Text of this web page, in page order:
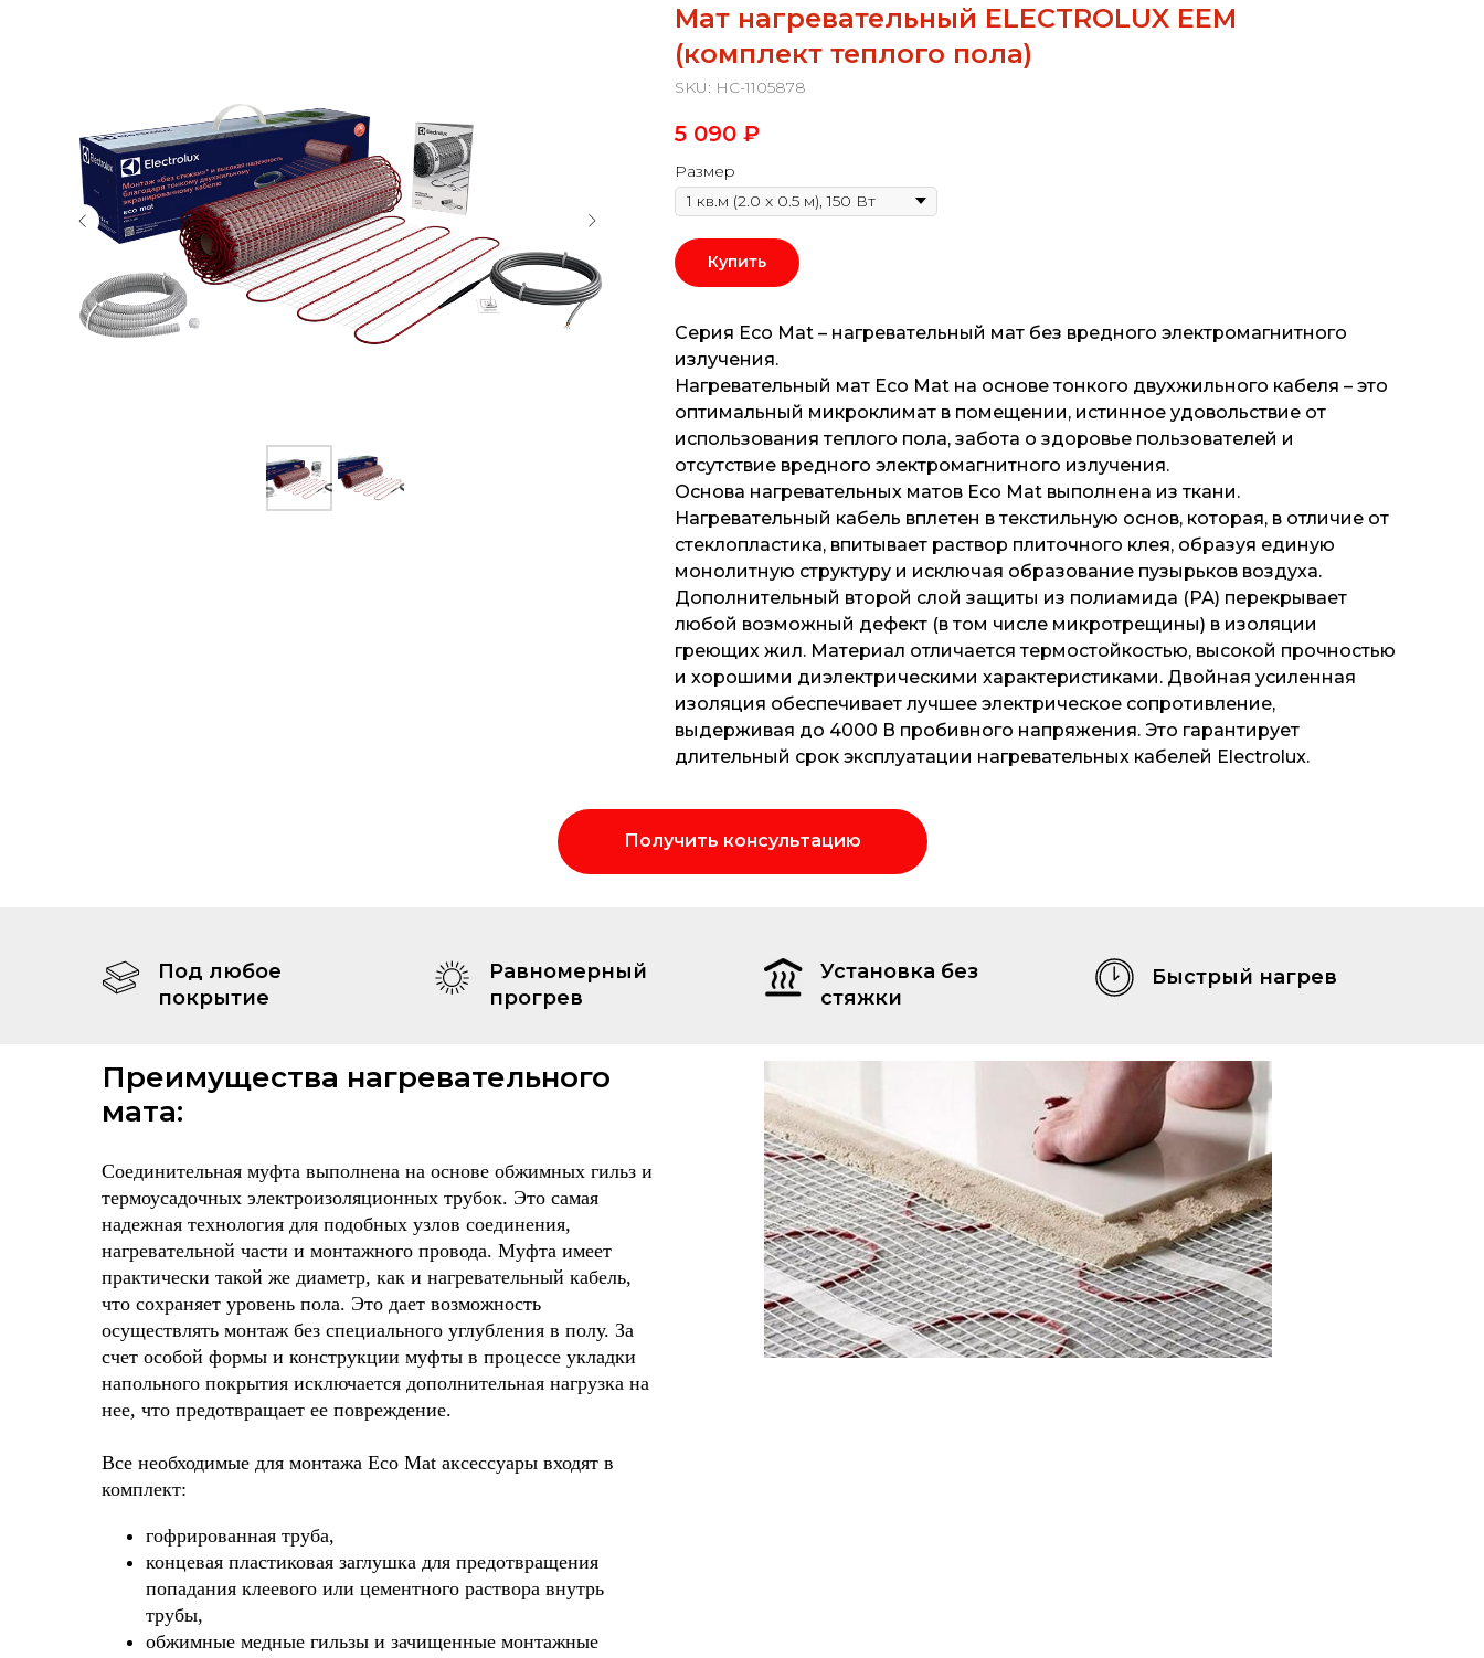
Мат нагревательный ELECTROLUX EEM
(комплект теплого пола)
SKU: НС-1105878
5 090 ₽
Размер
Купить
Серия Eco Mat – нагревательный мат без вредного электромагнитного
излучения.
Нагревательный мат Eco Mat на основе тонкого двухжильного кабеля – это
оптимальный микроклимат в помещении, истинное удовольствие от
использования теплого пола, забота о здоровье пользователей и
отсутствие вредного электромагнитного излучения.
Основа нагревательных матов Eco Mat выполнена из ткани.
Нагревательный кабель вплетен в текстильную основ, которая, в отличие от
стеклопластика, впитывает раствор плиточного клея, образуя единую
монолитную структуру и исключая образование пузырьков воздуха.
Дополнительный второй слой защиты из полиамида (РА) перекрывает
любой возможный дефект (в том числе микротрещины) в изоляции
греющих жил. Материал отличается термостойкостью, высокой прочностью
и хорошими диэлектрическими характеристиками. Двойная усиленная
изоляция обеспечивает лучшее электрическое сопротивление,
выдерживая до 4000 В пробивного напряжения. Это гарантирует
длительный срок эксплуатации нагревательных кабелей Electrolux.
Получить консультацию
Под любое
покрытие
Равномерный
прогрев
Установка без
стяжки
Быстрый нагрев
Преимущества нагревательного
мата:
Соединительная муфта выполнена на основе обжимных гильз и
термоусадочных электроизоляционных трубок. Это самая
надежная технология для подобных узлов соединения,
нагревательной части и монтажного провода. Муфта имеет
практически такой же диаметр, как и нагревательный кабель,
что сохраняет уровень пола. Это дает возможность
осуществлять монтаж без специального углубления в полу. За
счет особой формы и конструкции муфты в процессе укладки
напольного покрытия исключается дополнительная нагрузка на
нее, что предотвращает ее повреждение.
Все необходимые для монтажа Есо Mat аксессуары входят в
комплект:
гофрированная труба,
концевая пластиковая заглушка для предотвращения
попадания клеевого или цементного раствора внутрь
трубы,
обжимные медные гильзы и зачищенные монтажные